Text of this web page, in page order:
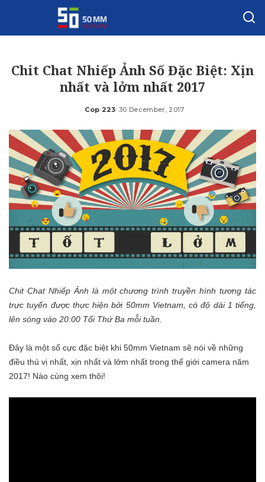
Chit Chat Nhiếp Ảnh Số Đặc Biệt: Xịn
nhất và lởm nhất 2017
Posted
Cop 223 30 December, 2017
Chit Chat Nhiếp Ảnh là một chương trình truyền hình tương tác
trực tuyến được thực hiện bởi 50mm Vietnam, có độ dài 1 tiếng,
lên sóng vào 20:00 Tối Thứ Ba mỗi tuần.
Đây là một số cực đặc biệt khi 50mm Vietnam sẽ nói về những
điều thú vị nhất, xịn nhất và lởm nhất trong thế giới camera năm
2017! Nào cùng xem thôi!